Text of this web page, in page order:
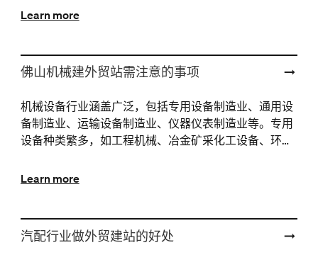
性老化···
Learn more
佛山机械建外贸站需注意的事项
机械设备行业涵盖广泛，包括专用设备制造业、通用设
备制造业、运输设备制造业、仪器仪表制造业等。专用
设备种类繁多，如工程机械、冶金矿采化工设备、环保
刷包装···
Learn more
汽配行业做外贸建站的好处